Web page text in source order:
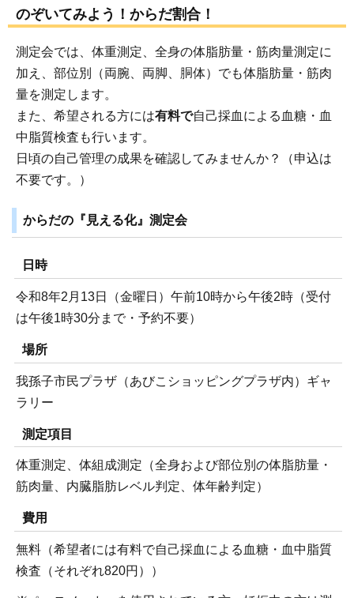
のぞいてみよう！からだ割合！
測定会では、体重測定、全身の体脂肪量・筋肉量測定に
加え、部位別（両腕、両脚、胴体）でも体脂肪量・筋肉
量を測定します。
また、希望される方には有料で自己採血による血糖・血
中脂質検査も行います。
日頃の自己管理の成果を確認してみませんか？（申込は
不要です。）
からだの『見える化』測定会
日時
令和8年2月13日（金曜日）午前10時から午後2時（受付
は午後1時30分まで・予約不要）
場所
我孫子市民プラザ（あびこショッピングプラザ内）ギャ
ラリー
測定項目
体重測定、体組成測定（全身および部位別の体脂肪量・
筋肉量、内臓脂肪レベル判定、体年齢判定）
費用
無料（希望者には有料で自己採血による血糖・血中脂質
検査（それぞれ820円））